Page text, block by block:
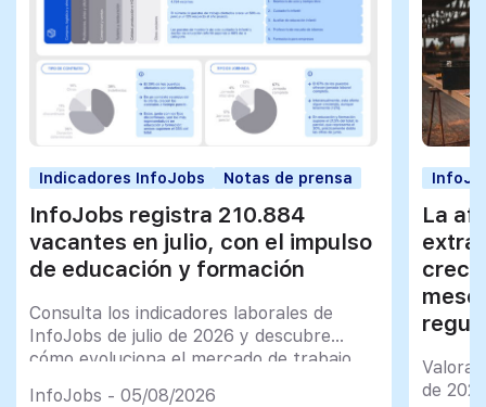
Indicadores InfoJobs Notas de prensa
InfoJobs registra 210.884
vacantes en julio, con el impulso
de educación y formación
Consulta los indicadores laborales de
InfoJobs de julio de 2026 y descubre
cómo evoluciona el mercado de trabajo
InfoJobs - 05/08/2026
La
de